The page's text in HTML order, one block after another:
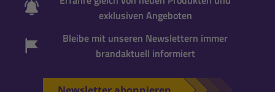
exklusiven Angeboten
Bleibe mit unseren Newslettern immer
brandaktuell informiert